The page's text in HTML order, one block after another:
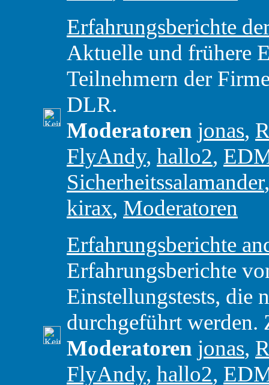
Erfahrungsberichte
Aktuelle und frühere
Teilnehmern der
DLR.
Moderatoren jonas,
FlyAndy, hallo2,
Sicherheitssalamander
kirax, Moderatoren
Erfahrungsberichte
Erfahrungsberichte
Einstellungstests, die
durchgeführt
Moderatoren jonas,
FlyAndy, hallo2,